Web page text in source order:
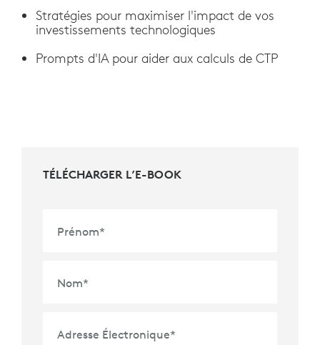
Stratégies pour maximiser l'impact de vos
investissements technologiques
Prompts d'IA pour aider aux calculs de CTP
TÉLÉCHARGER L’E-BOOK
Prénom*
Nom*
Adresse Électronique*